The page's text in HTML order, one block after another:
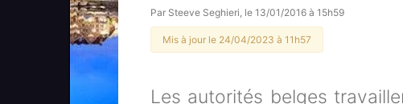
Par Steeve Seghieri, le 13/01/2016 à 15h59
Mis à jour le 24/04/2023 à 11h57
Les autorités belges